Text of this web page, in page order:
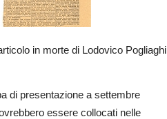
in morte di Lodovico Pogliaghi
di presentazione a settembre
essere collocati nelle